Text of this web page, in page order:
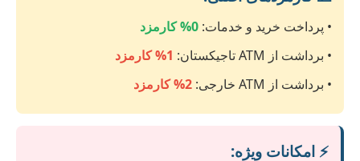
• پرداخت خرید و خدمات: 0% کارمزد
• برداشت از ATM تاجیکستان:
1% کارمزد
• برداشت از ATM خارجی:
2% کارمزد
⚡ امکانات ویژه: